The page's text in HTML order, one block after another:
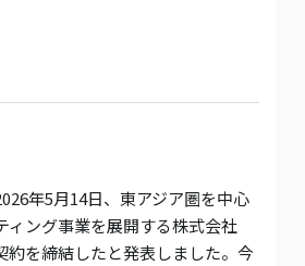
年5月14日、東アジア圏を中心
ィング事業を展開する株式会社
を締結したと発表しました。今